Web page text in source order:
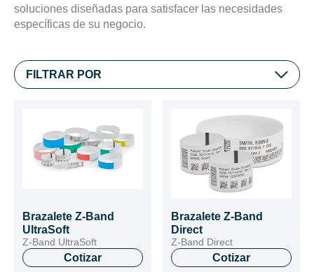
soluciones diseñadas para satisfacer las necesidades
específicas de su negocio.
FILTRAR POR
Brazalete Z-Band
UltraSoft
Z-Band UltraSoft
Cotizar
Brazalete Z-Band
Direct
Z-Band Direct
Cotizar